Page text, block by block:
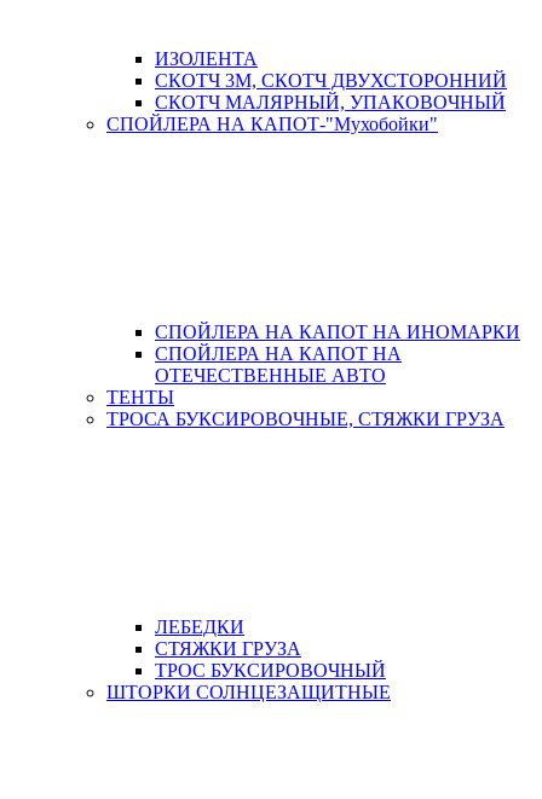
ИЗОЛЕНТА
СКОТЧ 3М, СКОТЧ ДВУХСТОРОННИЙ
СКОТЧ МАЛЯРНЫЙ, УПАКОВОЧНЫЙ
СПОЙЛЕРА НА КАПОТ-"Мухобойки"
СПОЙЛЕРА НА КАПОТ НА ИНОМАРКИ
СПОЙЛЕРА НА КАПОТ НА
ОТЕЧЕСТВЕННЫЕ АВТО
ТЕНТЫ
ТРОСА БУКСИРОВОЧНЫЕ, СТЯЖКИ ГРУЗА
ЛЕБЕДКИ
СТЯЖКИ ГРУЗА
ТРОС БУКСИРОВОЧНЫЙ
ШТОРКИ СОЛНЦЕЗАЩИТНЫЕ